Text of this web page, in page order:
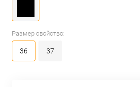
Размер свойство:
36 37